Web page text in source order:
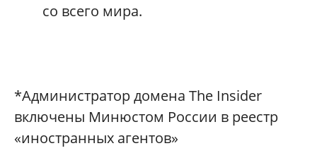
со всего мира.
*Администратор домена The Insider
включены Минюстом России в реестр
«иностранных агентов»